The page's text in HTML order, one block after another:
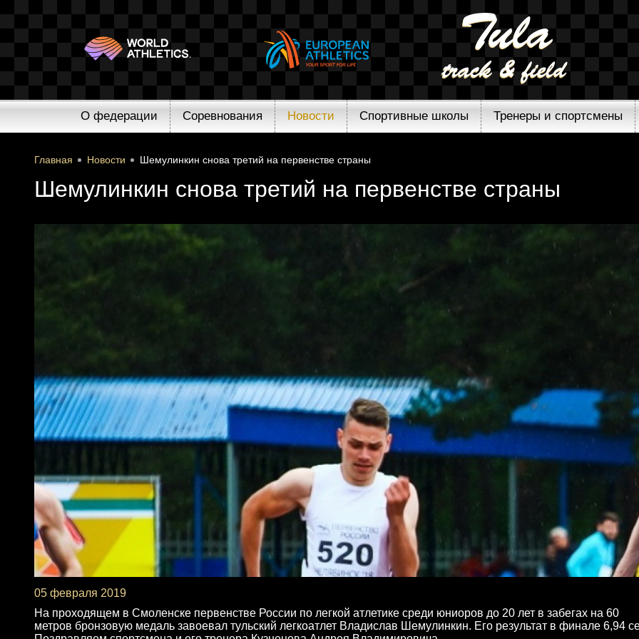
О федерации Соревнования Новости Спортивные школы Тренеры и спортсмены
Главная Новости Шемулинкин снова третий на первенстве страны
Шемулинкин снова третий на первенстве страны
05 февраля 2019
На проходящем в Смоленске первенстве России по легкой атлетике среди юниоров до 20 лет в забегах на 60
метров бронзовую медаль завоевал тульский легкоатлет Владислав Шемулинкин. Его результат в финале 6,94